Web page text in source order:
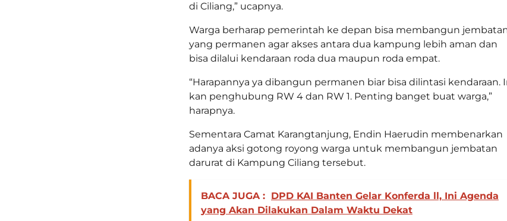
di Ciliang,” ucapnya.
Warga berharap pemerintah ke depan bisa membangun
yang permanen agar akses antara dua kampung lebih aman dan
bisa dilalui kendaraan roda dua maupun roda empat.
“Harapannya ya dibangun permanen biar bisa dilintasi kendaraan.
kan penghubung RW 4 dan RW 1. Penting banget buat warga,”
harapnya.
Sementara Camat Karangtanjung, Endin Haerudin membenarkan
adanya aksi gotong royong warga untuk membangun jembatan
darurat di Kampung Ciliang tersebut.
BACA JUGA : DPD KAI Banten Gelar Konferda ll, Ini Agenda
yang Akan Dilakukan Dalam Waktu Dekat